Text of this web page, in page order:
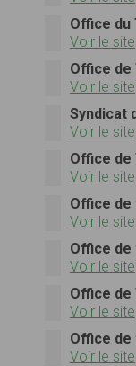
Office du
Voir le site
Office de
Voir le site
Syndicat
Voir le site
Office de
Voir le site
Office
Voir le site
Office
Voir le site
Office de
Voir le site
Office de
Voir le site